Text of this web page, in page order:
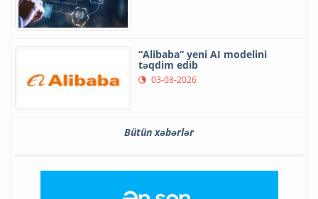
“Alibaba” yeni AI modelini
təqdim edib
03-08-2026
Bütün xəbərlər